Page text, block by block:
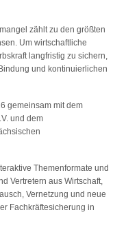
zählt zu den größten
Um wirtschaftliche
langfristig zu sichern,
und kontinuierlichen
gemeinsam mit dem
und dem
Themenformate und
Vertretern aus Wirtschaft,
Vernetzung und neue
Fachkräftesicherung in